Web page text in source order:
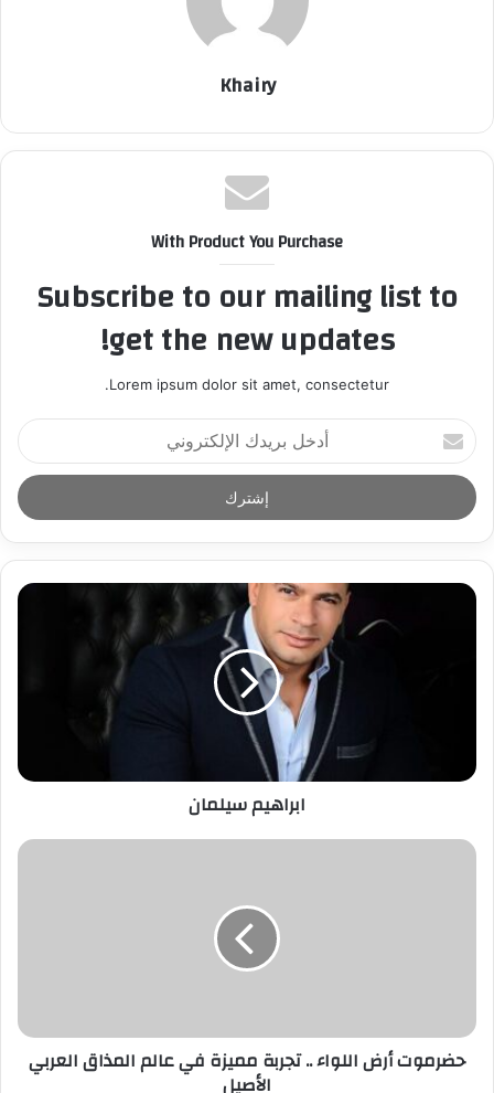
Khairy
With Product You Purchase
Subscribe to our mailing list to
get the new updates!
Lorem ipsum dolor sit amet, consectetur.
أ
د
خ
ل
ر
د
ر
ي
ابراهيم سيلمان
حضرموت أرض اللواء .. تجربة مميزة في عالم المذاق العربي
الأصيل